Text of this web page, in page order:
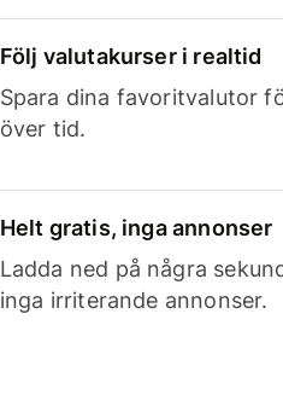
Följ valutakurser i realtid
Spara dina favoritvalutor
över tid.
Helt gratis, inga annonser
Ladda ned på några
inga irriterande annonser.